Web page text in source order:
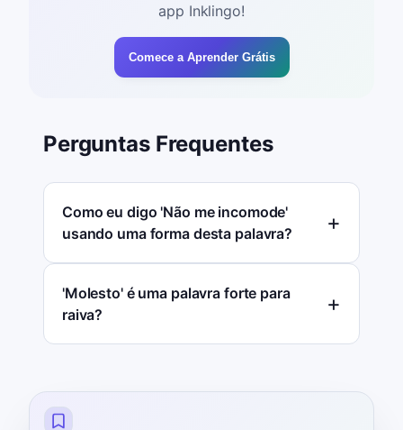
app Inklingo!
Comece a Aprender Grátis
Perguntas Frequentes
Como eu digo 'Não me incomode'
usando uma forma desta palavra?
'Molesto' é uma palavra forte para
raiva?